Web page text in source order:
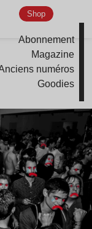
Shop
Abonnement
Magazine
numéros
Goodies